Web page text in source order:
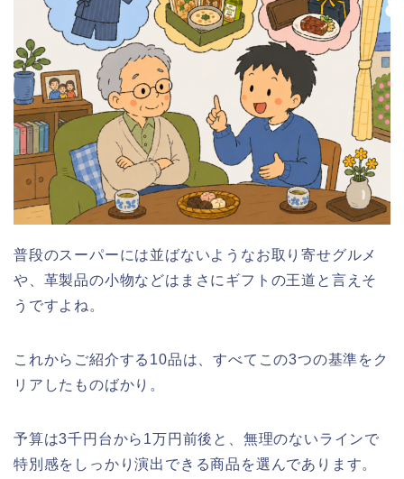
普段のスーパーには並ばないようなお取り寄せグルメ
や、革製品の小物などはまさにギフトの王道と言えそ
うですよね。
これからご紹介する10品は、すべてこの3つの基準をク
リアしたものばかり。
予算は3千円台から1万円前後と、無理のないラインで
特別感をしっかり演出できる商品を選んであります。